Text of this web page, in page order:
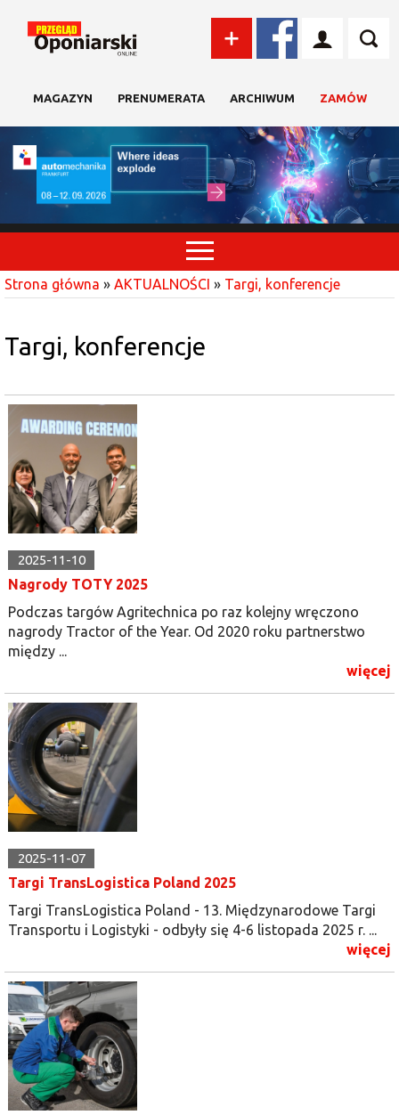
MAGAZYN PRENUMERATA ARCHIWUM ZAMÓW
Strona główna » AKTUALNOŚCI » Targi, konferencje
Targi, konferencje
2025-11-10
Nagrody TOTY 2025
Podczas targów Agritechnica po raz kolejny wręczono
nagrody Tractor of the Year. Od 2020 roku partnerstwo
między ...
więcej
2025-11-07
Targi TransLogistica Poland 2025
Targi TransLogistica Poland - 13. Międzynarodowe Targi
Transportu i Logistyki - odbyły się 4-6 listopada 2025 r. ...
więcej